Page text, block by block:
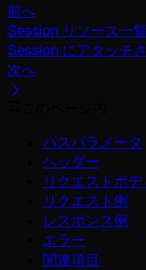
前へ
Session リソース一覧
Session にアタッチ
次へ
パスパラメータ
ヘッダー
リクエストボデ
リクエスト例
レスポンス例
エラー
関連項目